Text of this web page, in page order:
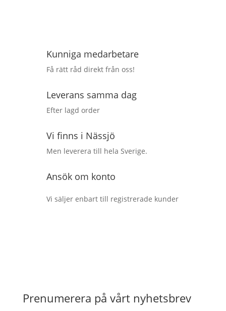
Kunniga medarbetare
Få rätt råd direkt från oss!
Leverans samma dag
Efter lagd order
Vi finns i Nässjö
Men leverera till hela Sverige.
Ansök om konto
Vi säljer enbart till registrerade kunder
Prenumerera på vårt nyhetsbrev